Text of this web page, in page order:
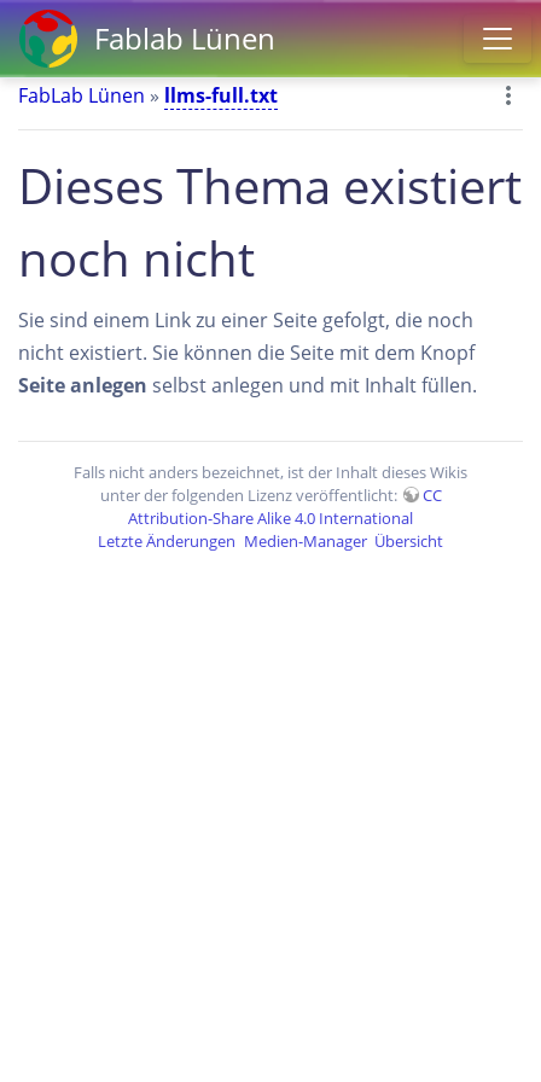
Fablab Lünen
FabLab Lünen » llms-full.txt
Dieses Thema existiert
noch nicht
Sie sind einem Link zu einer Seite gefolgt, die noch
nicht existiert. Sie können die Seite mit dem Knopf
Seite anlegen selbst anlegen und mit Inhalt füllen.
Falls nicht anders bezeichnet, ist der Inhalt dieses Wikis
unter der folgenden Lizenz veröffentlicht:
CC
Attribution-Share Alike 4.0 International
Letzte Änderungen Medien-Manager Übersicht